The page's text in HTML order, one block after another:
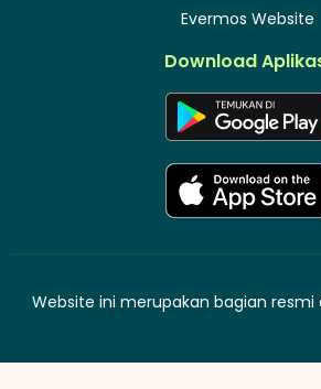
Evermos Website
Download
Website ini merupakan bagian resmi